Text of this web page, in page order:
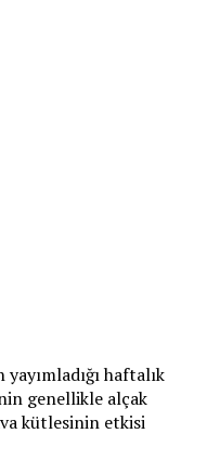
haftalık
genellikle alçak
kütlesinin etkisi